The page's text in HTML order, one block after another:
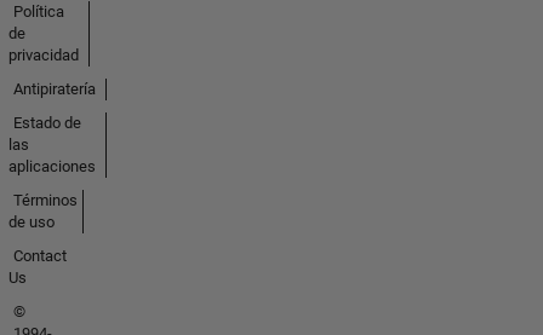
Política
de
privacidad
Antipiratería
Estado de
las
aplicaciones
Términos
de uso
Contact
Us
©